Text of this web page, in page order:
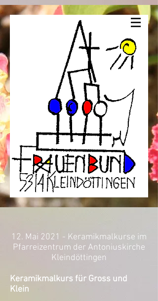
12. Mai 2021 - Keramikmalkurse im
Pfarreizentrum der Antoniuskirche
Kleindöttingen
Keramikmalkurs für Gross und
Klein